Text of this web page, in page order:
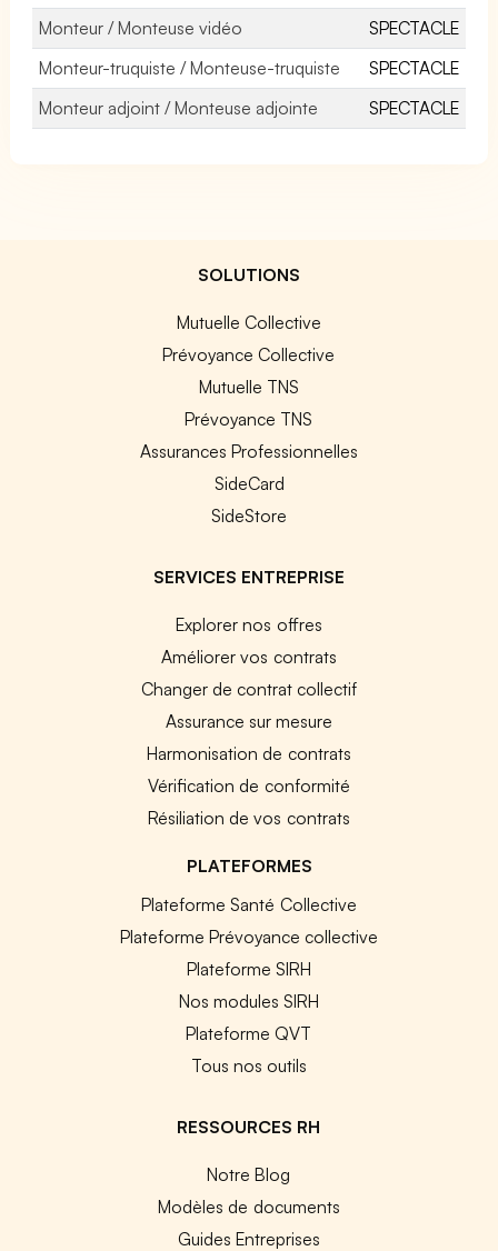
Monteur / Monteuse vidéo
SPECTACLE
Monteur-truquiste / Monteuse-truquiste
SPECTACLE
Monteur adjoint / Monteuse adjointe
SPECTACLE
SOLUTIONS
Mutuelle Collective
Prévoyance Collective
Mutuelle TNS
Prévoyance TNS
Assurances Professionnelles
SideCard
SideStore
SERVICES ENTREPRISE
Explorer nos offres
Améliorer vos contrats
Changer de contrat collectif
Assurance sur mesure
Harmonisation de contrats
Vérification de conformité
Résiliation de vos contrats
PLATEFORMES
Plateforme Santé Collective
Plateforme Prévoyance collective
Plateforme SIRH
Nos modules SIRH
Plateforme QVT
Tous nos outils
RESSOURCES RH
Notre Blog
Modèles de documents
Guides Entreprises